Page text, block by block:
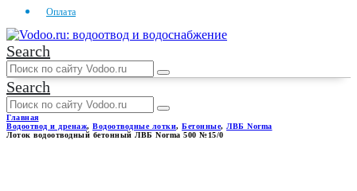
Оплата
Search
Search
Главная
Водоотвод и дренаж, Водоотводные лотки, Бетонные, ЛВБ Norma
Лоток водоотводный бетонный ЛВБ Norma 500 №15/0